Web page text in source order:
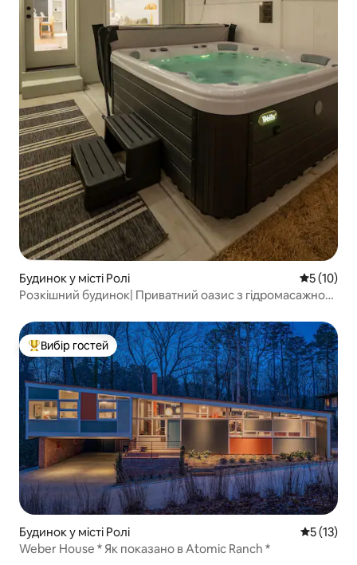
Будинок у місті Ролі Середня
5 (10)
Розкішний будинок| Приватний оазис з гідромасажною
Топ вибір гостей
Вибір гостей
Будинок у місті Ролі Середня
5 (13)
Weber House * Як показано в Atomic Ranch *